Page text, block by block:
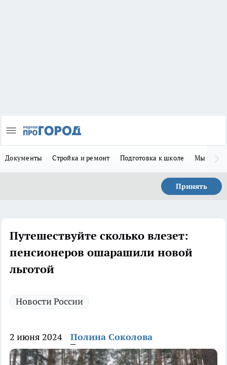
Документы Стройка и ремонт Подготовка к школе Мы в MAX
Принять
Путешествуйте сколько влезет:
пенсионеров ошарашили новой
льготой
Новости России
2 июня 2024 Полина Соколова